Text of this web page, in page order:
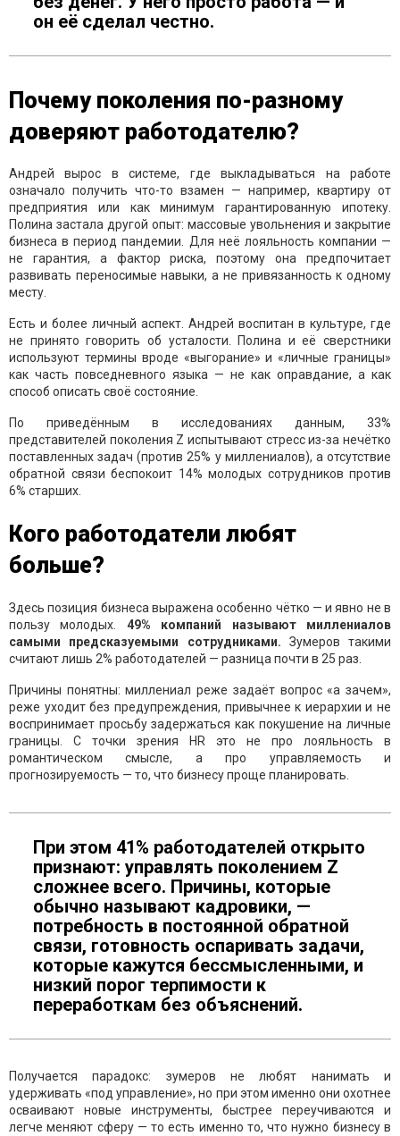
он её сделал честно.
Почему поколения по-разному
доверяют работодателю?
Андрей вырос в системе, где выкладываться на работе
означало получить что-то взамен — например, квартиру от
предприятия или как минимум гарантированную ипотеку.
Полина застала другой опыт: массовые увольнения и закрытие
бизнеса в период пандемии. Для неё лояльность компании —
не гарантия, а фактор риска, поэтому она предпочитает
развивать переносимые навыки, а не привязанность к одному
месту.
Есть и более личный аспект. Андрей воспитан в культуре, где
не принято говорить об усталости. Полина и её сверстники
используют термины вроде «выгорание» и «личные границы»
как часть повседневного языка — не как оправдание, а как
способ описать своё состояние.
По приведённым в исследованиях данным, 33%
представителей поколения Z испытывают стресс из-за нечётко
поставленных задач (против 25% у миллениалов), а отсутствие
обратной связи беспокоит 14% молодых сотрудников против
6% старших.
Кого работодатели любят
больше?
Здесь позиция бизнеса выражена особенно чётко — и явно не в
пользу молодых. 49% компаний называют миллениалов
самыми предсказуемыми сотрудниками. Зумеров такими
считают лишь 2% работодателей — разница почти в 25 раз.
Причины понятны: миллениал реже задаёт вопрос «а зачем»,
реже уходит без предупреждения, привычнее к иерархии и не
воспринимает просьбу задержаться как покушение на личные
границы. С точки зрения HR это не про лояльность в
романтическом смысле, а про управляемость и
прогнозируемость — то, что бизнесу проще планировать.
При этом 41% работодателей открыто
признают: управлять поколением Z
сложнее всего. Причины, которые
обычно называют кадровики, —
потребность в постоянной обратной
связи, готовность оспаривать задачи,
которые кажутся бессмысленными, и
низкий порог терпимости к
переработкам без объяснений.
Получается парадокс: зумеров не любят нанимать и
удерживать «под управление», но при этом именно они охотнее
осваивают новые инструменты, быстрее переучиваются и
легче меняют сферу — то есть именно то, что нужно бизнесу в